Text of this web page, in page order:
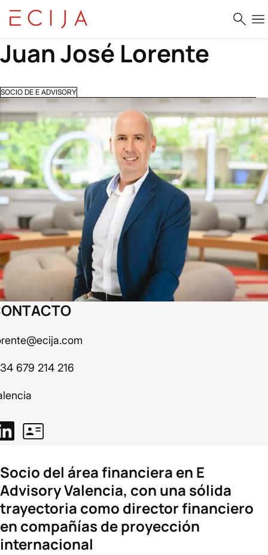
Saltar al contenido
Juan José Lorente
SOCIO DE E ADVISORY
679 214 216
Socio del área financiera en E
Advisory Valencia, con una sólida
trayectoria como director financiero
en compañías de proyección
internacional